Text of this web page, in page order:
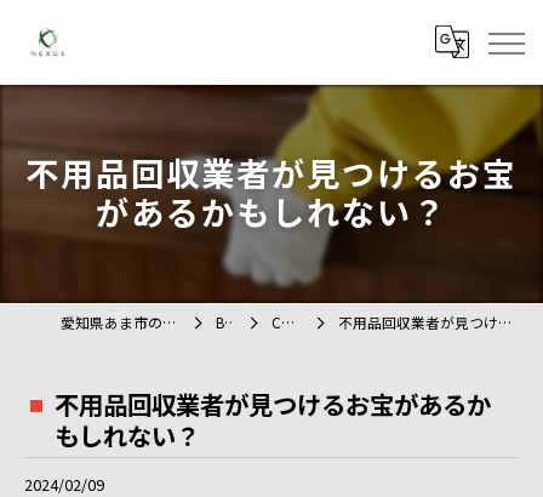
不用品回収業者が見つけるお宝
があるかもしれない？
愛知県あま市の不用品回収ならTAG BLOG COLUMN 不用品回収業者が見つけるお宝があるかもしれない？
不用品回収業者が見つけるお宝があるか
もしれない？
2024/02/09